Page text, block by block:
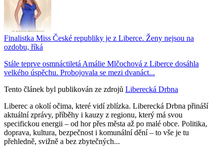
Finalistka Miss České republiky je z Liberce. Ženy nejsou na
ozdobu, říká
Stále teprve osmnáctiletá Amálie Mlčochová z Liberce dosáhla
velkého úspěchu. Probojovala se mezi dvanáct...
Tento článek byl publikován ze zdrojů Liberecká Drbna
Liberec a okolí očima, které vidí zblízka. Liberecká Drbna přináší
aktuální zprávy, příběhy i kauzy z regionu, který má svou
specifickou energii – od hor přes města až po malé obce. Politika,
doprava, kultura, bezpečnost i komunální dění – to vše je tu
přehledně, svižně a bez zbytečných...